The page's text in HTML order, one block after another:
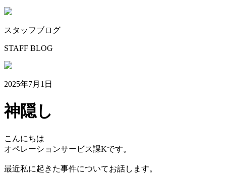
スタッフブログ
STAFF BLOG
2025年7月1日
神隠し
こんにちは
オペレーションサービス課Kです。
最近私に起きた事件についてお話します。